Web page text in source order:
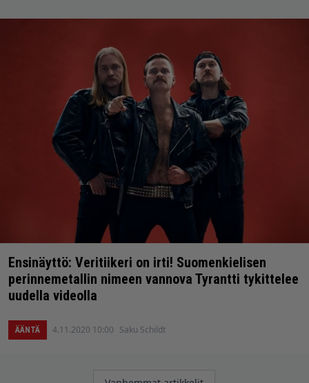
Ensinäyttö: Veritiikeri on irti! Suomenkielisen
perinnemetallin nimeen vannova Tyrantti tykittelee
uudella videolla
ÄÄNTÄ 4.11.2020 10:00 Saku Schildt
Artikkelien